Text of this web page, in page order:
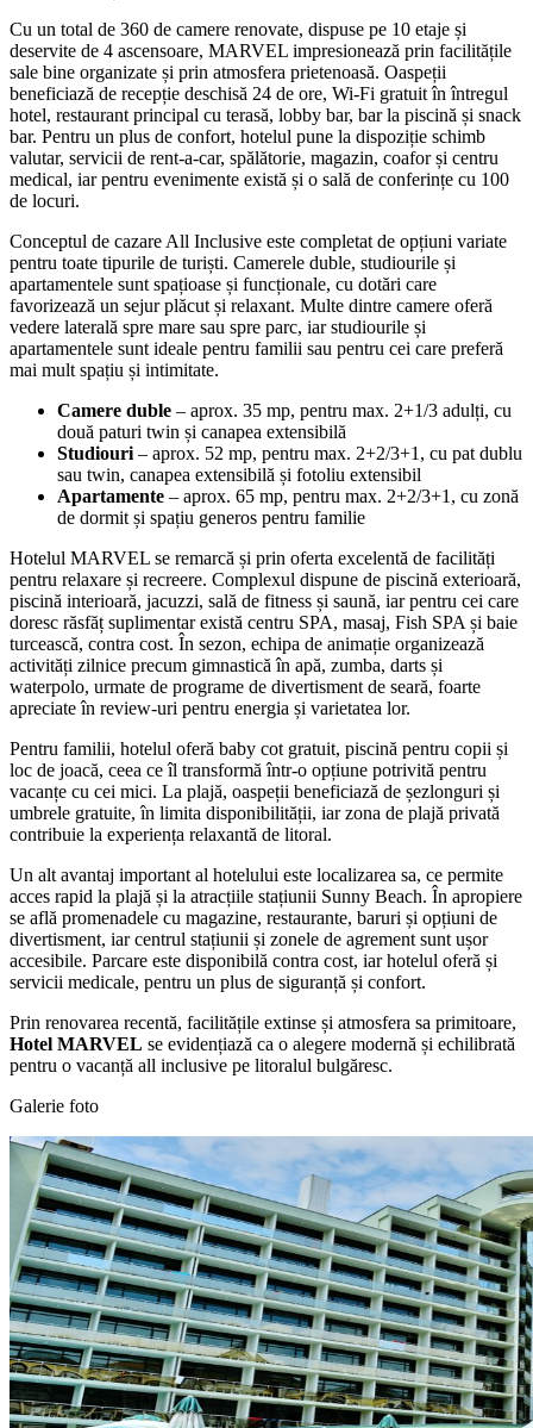
Cu un total de 360 de camere renovate, dispuse pe 10 etaje și
deservite de 4 ascensoare, MARVEL impresionează prin facilitățile
sale bine organizate și prin atmosfera prietenoasă. Oaspeții
beneficiază de recepție deschisă 24 de ore, Wi-Fi gratuit în întregul
hotel, restaurant principal cu terasă, lobby bar, bar la piscină și snack
bar. Pentru un plus de confort, hotelul pune la dispoziție schimb
valutar, servicii de rent-a-car, spălătorie, magazin, coafor și centru
medical, iar pentru evenimente există și o sală de conferințe cu 100
de locuri.
Conceptul de cazare All Inclusive este completat de opțiuni variate
pentru toate tipurile de turiști. Camerele duble, studiourile și
apartamentele sunt spațioase și funcționale, cu dotări care
favorizează un sejur plăcut și relaxant. Multe dintre camere oferă
vedere laterală spre mare sau spre parc, iar studiourile și
apartamentele sunt ideale pentru familii sau pentru cei care preferă
mai mult spațiu și intimitate.
Camere duble – aprox. 35 mp, pentru max. 2+1/3 adulți, cu
două paturi twin și canapea extensibilă
Studiouri – aprox. 52 mp, pentru max. 2+2/3+1, cu pat dublu
sau twin, canapea extensibilă și fotoliu extensibil
Apartamente – aprox. 65 mp, pentru max. 2+2/3+1, cu zonă
de dormit și spațiu generos pentru familie
Hotelul MARVEL se remarcă și prin oferta excelentă de facilități
pentru relaxare și recreere. Complexul dispune de piscină exterioară,
piscină interioară, jacuzzi, sală de fitness și saună, iar pentru cei care
doresc răsfăț suplimentar există centru SPA, masaj, Fish SPA și baie
turcească, contra cost. În sezon, echipa de animație organizează
activități zilnice precum gimnastică în apă, zumba, darts și
waterpolo, urmate de programe de divertisment de seară, foarte
apreciate în review-uri pentru energia și varietatea lor.
Pentru familii, hotelul oferă baby cot gratuit, piscină pentru copii și
loc de joacă, ceea ce îl transformă într-o opțiune potrivită pentru
vacanțe cu cei mici. La plajă, oaspeții beneficiază de șezlonguri și
umbrele gratuite, în limita disponibilității, iar zona de plajă privată
contribuie la experiența relaxantă de litoral.
Un alt avantaj important al hotelului este localizarea sa, ce permite
acces rapid la plajă și la atracțiile stațiunii Sunny Beach. În apropiere
se află promenadele cu magazine, restaurante, baruri și opțiuni de
divertisment, iar centrul stațiunii și zonele de agrement sunt ușor
accesibile. Parcare este disponibilă contra cost, iar hotelul oferă și
servicii medicale, pentru un plus de siguranță și confort.
Prin renovarea recentă, facilitățile extinse și atmosfera sa primitoare,
Hotel MARVEL se evidențiază ca o alegere modernă și echilibrată
pentru o vacanță all inclusive pe litoralul bulgăresc.
Galerie foto